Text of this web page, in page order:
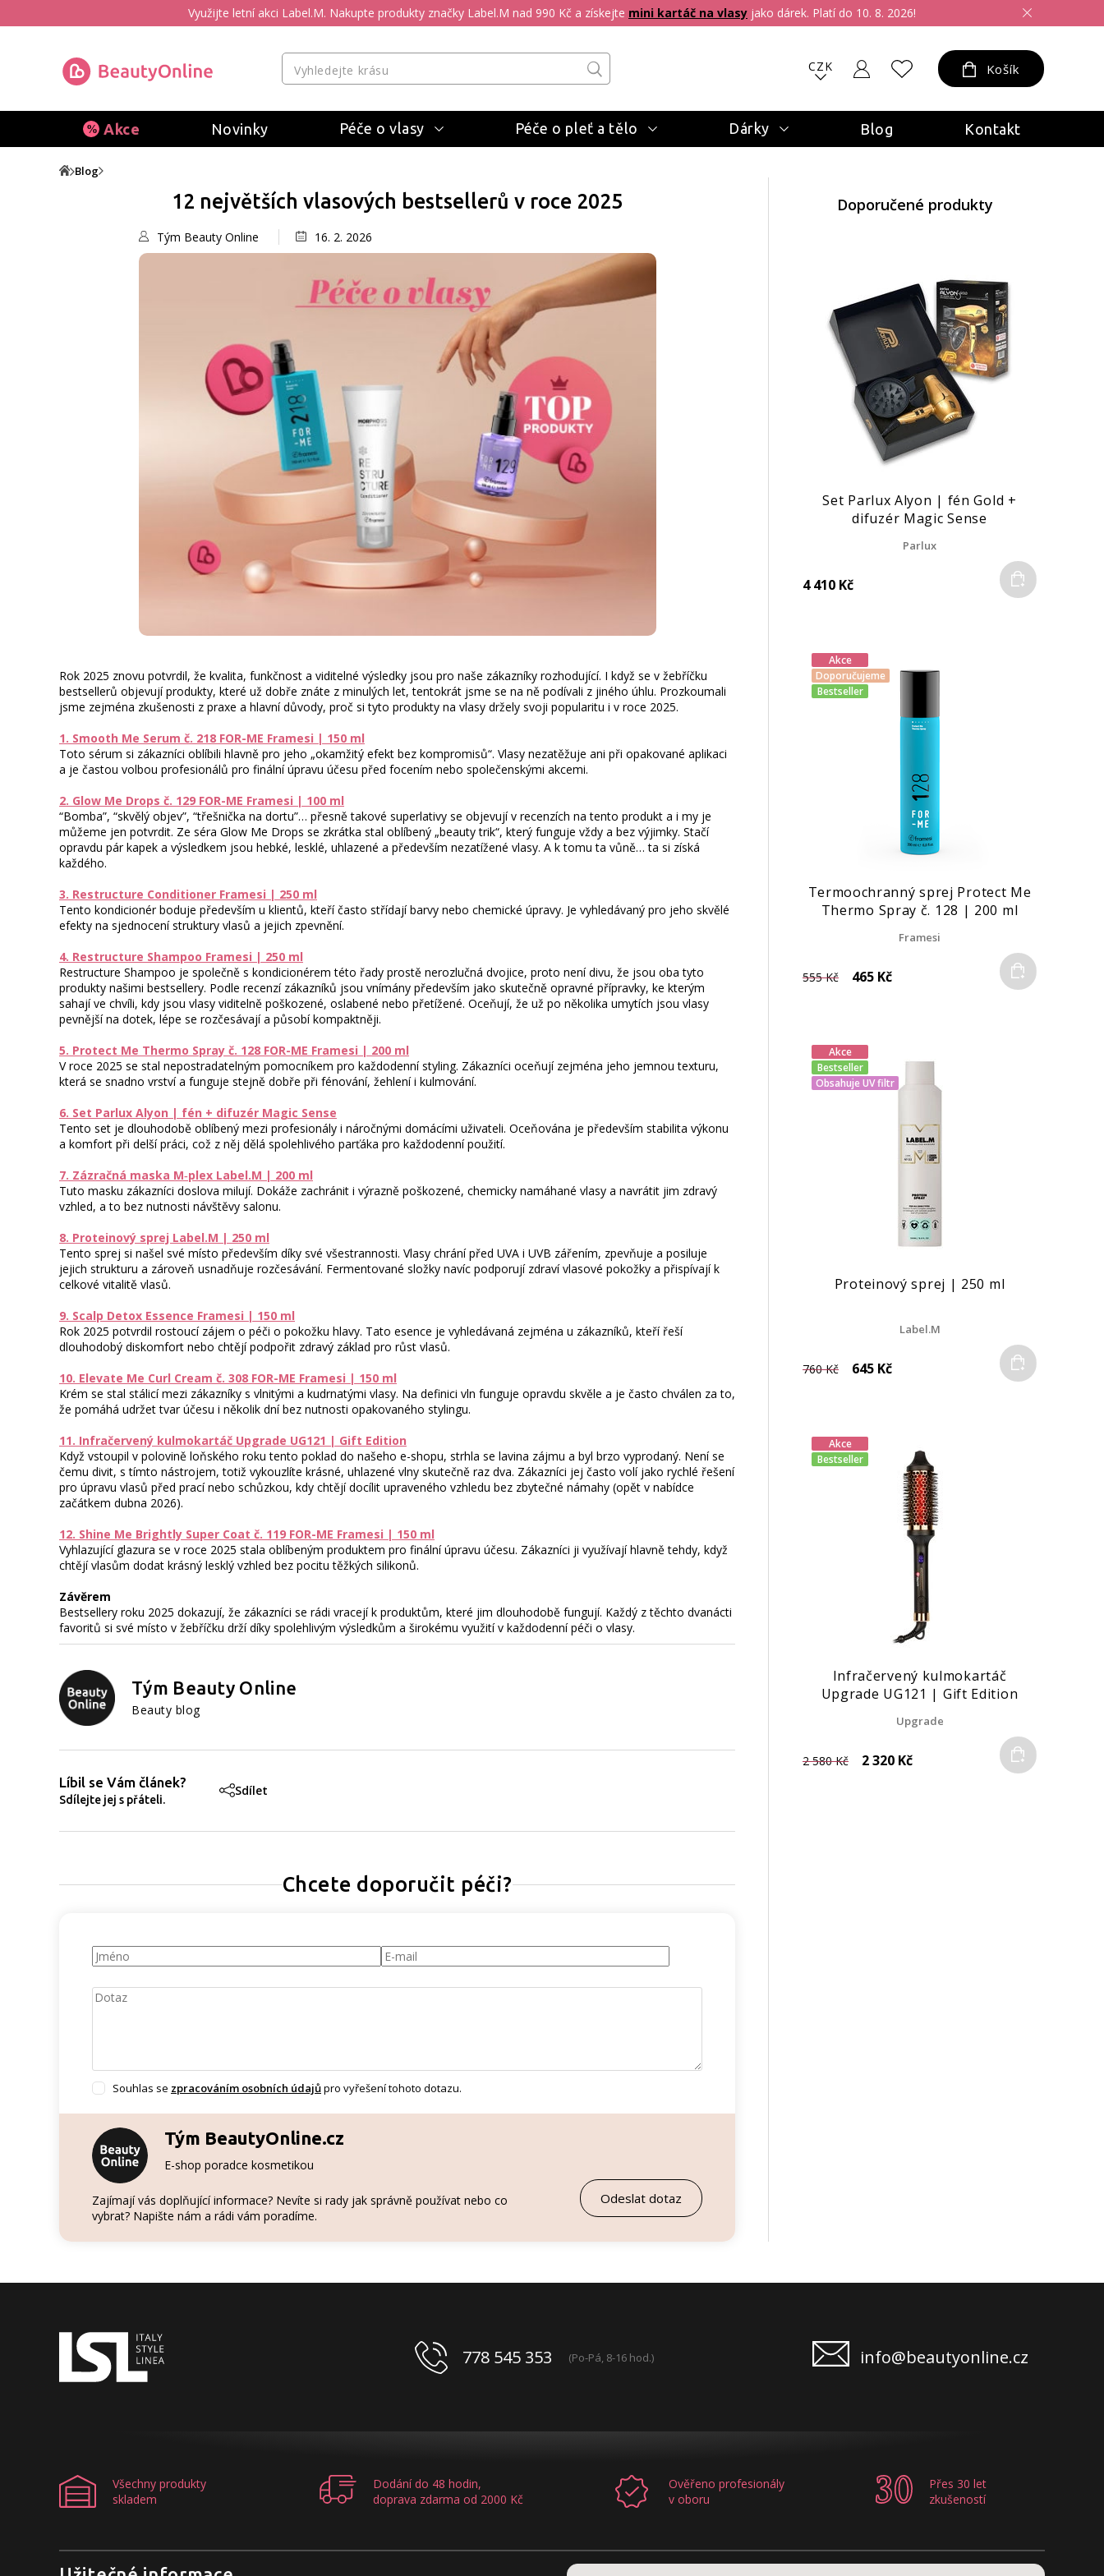
Využijte letní akci Label.M. Nakupte produkty značky Label.M nad 990 Kč a získejte mini kartáč na vlasy jako dárek. Platí do 10. 8. 2026!
CZK Košík
Akce Novinky Péče o vlasy Péče o pleť a tělo Dárky Blog Kontakt
Blog
12 největších vlasových bestsellerů v roce 2025
Tým Beauty Online 16. 2. 2026
Rok 2025 znovu potvrdil, že kvalita, funkčnost a viditelné výsledky jsou pro naše zákazníky rozhodující. I když se v žebříčku
bestsellerů objevují produkty, které už dobře znáte z minulých let, tentokrát jsme se na ně podívali z jiného úhlu. Prozkoumali
jsme zejména zkušenosti z praxe a hlavní důvody, proč si tyto produkty na vlasy držely svoji popularitu i v roce 2025.
1. Smooth Me Serum č. 218 FOR-ME Framesi | 150 ml
Toto sérum si zákazníci oblíbili hlavně pro jeho „okamžitý efekt bez kompromisů“. Vlasy nezatěžuje ani při opakované aplikaci
a je častou volbou profesionálů pro finální úpravu účesu před focením nebo společenskými akcemi.
2. Glow Me Drops č. 129 FOR-ME Framesi | 100 ml
“Bomba”, “skvělý objev”, “třešnička na dortu”… přesně takové superlativy se objevují v recenzích na tento produkt a i my je
můžeme jen potvrdit. Ze séra Glow Me Drops se zkrátka stal oblíbený „beauty trik“, který funguje vždy a bez výjimky. Stačí
opravdu pár kapek a výsledkem jsou hebké, lesklé, uhlazené a především nezatížené vlasy. A k tomu ta vůně… ta si získá
každého.
3. Restructure Conditioner Framesi | 250 ml
Tento kondicionér boduje především u klientů, kteří často střídají barvy nebo chemické úpravy. Je vyhledávaný pro jeho skvělé
efekty na sjednocení struktury vlasů a jejich zpevnění.
4. Restructure Shampoo Framesi | 250 ml
Restructure Shampoo je společně s kondicionérem této řady prostě nerozlučná dvojice, proto není divu, že jsou oba tyto
produkty našimi bestsellery. Podle recenzí zákazníků jsou vnímány především jako skutečně opravné přípravky, ke kterým
sahají ve chvíli, kdy jsou vlasy viditelně poškozené, oslabené nebo přetížené. Oceňují, že už po několika umytích jsou vlasy
pevnější na dotek, lépe se rozčesávají a působí kompaktněji.
5. Protect Me Thermo Spray č. 128 FOR-ME Framesi | 200 ml
V roce 2025 se stal nepostradatelným pomocníkem pro každodenní styling. Zákazníci oceňují zejména jeho jemnou texturu,
která se snadno vrství a funguje stejně dobře při fénování, žehlení i kulmování.
6. Set Parlux Alyon | fén + difuzér Magic Sense
Tento set je dlouhodobě oblíbený mezi profesionály i náročnými domácími uživateli. Oceňována je především stabilita výkonu
a komfort při delší práci, což z něj dělá spolehlivého parťáka pro každodenní použití.
7. Zázračná maska M‑plex Label.M | 200 ml
Tuto masku zákazníci doslova milují. Dokáže zachránit i výrazně poškozené, chemicky namáhané vlasy a navrátit jim zdravý
vzhled, a to bez nutnosti návštěvy salonu.
8. Proteinový sprej Label.M | 250 ml
Tento sprej si našel své místo především díky své všestrannosti. Vlasy chrání před UVA i UVB zářením, zpevňuje a posiluje
jejich strukturu a zároveň usnadňuje rozčesávání. Fermentované složky navíc podporují zdraví vlasové pokožky a přispívají k
celkové vitalitě vlasů.
9. Scalp Detox Essence Framesi | 150 ml
Rok 2025 potvrdil rostoucí zájem o péči o pokožku hlavy. Tato esence je vyhledávaná zejména u zákazníků, kteří řeší
dlouhodobý diskomfort nebo chtějí podpořit zdravý základ pro růst vlasů.
10. Elevate Me Curl Cream č. 308 FOR-ME Framesi | 150 ml
Krém se stal stálicí mezi zákazníky s vlnitými a kudrnatými vlasy. Na definici vln funguje opravdu skvěle a je často chválen za to,
že pomáhá udržet tvar účesu i několik dní bez nutnosti opakovaného stylingu.
11. Infračervený kulmokartáč Upgrade UG121 | Gift Edition
Když vstoupil v polovině loňského roku tento poklad do našeho e-shopu, strhla se lavina zájmu a byl brzo vyprodaný. Není se
čemu divit, s tímto nástrojem, totiž vykouzlíte krásné, uhlazené vlny skutečně raz dva. Zákazníci jej často volí jako rychlé řešení
pro úpravu vlasů před prací nebo schůzkou, kdy chtějí docílit upraveného vzhledu bez zbytečné námahy (opět v nabídce
začátkem dubna 2026).
12. Shine Me Brightly Super Coat č. 119 FOR-ME Framesi | 150 ml
Vyhlazující glazura se v roce 2025 stala oblíbeným produktem pro finální úpravu účesu. Zákazníci ji využívají hlavně tehdy, když
chtějí vlasům dodat krásný lesklý vzhled bez pocitu těžkých silikonů.
Závěrem
Bestsellery roku 2025 dokazují, že zákazníci se rádi vracejí k produktům, které jim dlouhodobě fungují. Každý z těchto dvanácti
favoritů si své místo v žebříčku drží díky spolehlivým výsledkům a širokému využití v každodenní péči o vlasy.
Tým Beauty Online
Beauty blog
Líbil se Vám článek?
Sdílejte jej s přáteli.
Sdílet
Chcete doporučit péči?
Souhlas se zpracováním osobních údajůpro vyřešení tohoto dotazu.
Tým BeautyOnline.cz
E-shop poradce kosmetikou
Zajímají vás doplňující informace? Nevíte si rady jak správně používat nebo co
vybrat? Napište nám a rádi vám poradíme.
Doporučené produkty
Set Parlux Alyon | fén Gold +
difuzér Magic Sense
Parlux
4 410 Kč Do košíku
Akce
Doporučujeme
Bestseller
Termoochranný sprej Protect Me
Thermo Spray č. 128 | 200 ml
Framesi
555 Kč 465 Kč Do košíku
Akce
Bestseller
Obsahuje UV filtr
Proteinový sprej | 250 ml
Label.M
760 Kč 645 Kč Do košíku
Akce
Bestseller
Infračervený kulmokartáč
Upgrade UG121 | Gift Edition
Upgrade
2 580 Kč 2 320 Kč Do košíku
778 545 353 (Po-Pá, 8-16 hod.) info@beautyonline.cz
Všechny produkty
skladem
Dodání do 48 hodin,
doprava zdarma od 2000 Kč
Ověřeno profesionály
v oboru
Přes 30 let
zkušeností